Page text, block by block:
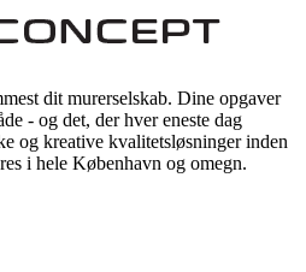
dit murerselskab. Dine opgaver
- og det, der hver eneste dag
og kreative kvalitetsløsninger inden
i hele København og omegn.